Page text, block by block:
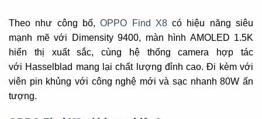
Theo như công bố,OPPO Find X8có hiệu năng siêu
mạnh mẽ với Dimensity 9400, màn hình AMOLED 1.5K
hiển thị xuất sắc, cùng hệ thống camera hợp tác
với Hasselblad mang lại chất lượng đỉnh cao. Đi kèm với
viên pin khủng với công nghệ mới và sạc nhanh 80W ấn
tượng.